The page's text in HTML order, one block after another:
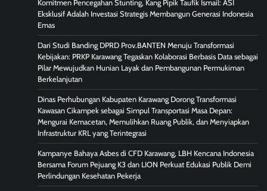
Komitmen Pencegahan Stunting, Kang Pipik Taufik Ismail: ASI
Eksklusif Adalah Investasi Strategis Membangun Generasi Indonesia
Emas
Dari Studi Banding DPRD Prov.BANTEN Menuju Transformasi
Kebijakan: PRKP Karawang Tegaskan Kolaborasi Berbasis Data sebagai
Pilar Mewujudkan Hunian Layak dan Pembangunan Permukiman
Berkelanjutan
Dinas Perhubungan Kabupaten Karawang Dorong Transformasi
Kawasan Cikampek sebagai Simpul Transportasi Masa Depan:
Mengurai Kemacetan, Memulihkan Ruang Publik, dan Menyiapkan
Infrastruktur KRL yang Terintegrasi
Kampanye Bahaya Asbes di CFD Karawang, LBH Kencana Indonesia
Bersama Forum Pejuang K3 dan LION Perkuat Edukasi Publik Demi
Perlindungan Kesehatan Pekerja